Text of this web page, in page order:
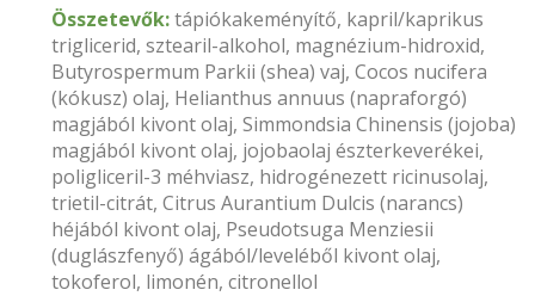
Összetevők:tápiókakeményítő, kapril/kaprikus
triglicerid, sztearil-alkohol, magnézium-hidroxid,
Butyrospermum Parkii (shea) vaj, Cocos nucifera
(kókusz) olaj, Helianthus annuus (napraforgó)
magjából kivont olaj, Simmondsia Chinensis (jojoba)
magjából kivont olaj, jojobaolaj észterkeverékei,
poligliceril-3 méhviasz, hidrogénezett ricinusolaj,
trietil-citrát, Citrus Aurantium Dulcis (narancs)
héjából kivont olaj, Pseudotsuga Menziesii
(duglászfenyő) ágából/leveléből kivont olaj,
tokoferol, limonén, citronellol